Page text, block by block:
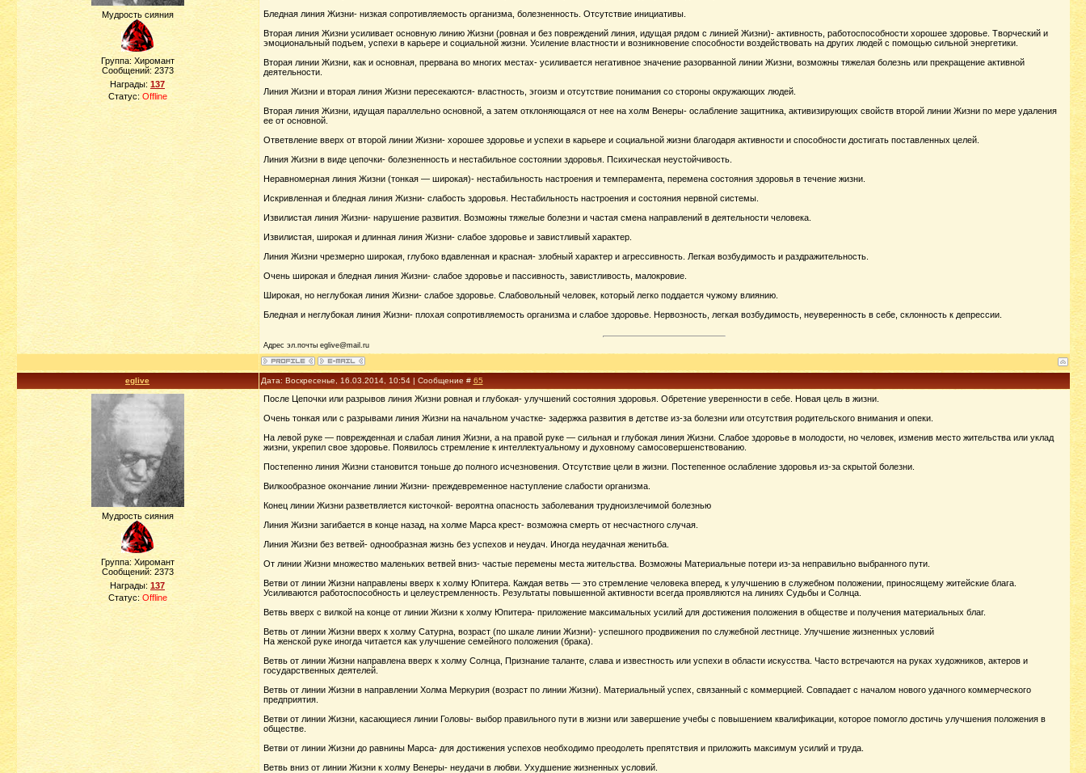
Мудрость сияния
Группа: Хиромант
Сообщений: 2373
Награды: 137
Статус: Offline
Бледная линия Жизни- низкая сопротивляемость организма, болезненность. Отсутствие инициативы.
Вторая линия Жизни усиливает основную линию Жизни (ровная и без повреждений линия, идущая рядом с линией Жизни)- активность, работоспособности хорошее здоровье. Творческий и
эмоциональный подъем, успехи в карьере и социальной жизни. Усиление властности и возникновение способности воздействовать на других людей с помощью сильной энергетики.
Вторая линии Жизни, как и основная, прервана во многих местах- усиливается негативное значение разорванной линии Жизни, возможны тяжелая болезнь или прекращение активной
деятельности.
Линия Жизни и вторая линия Жизни пересекаются- властность, эгоизм и отсутствие понимания со стороны окружающих людей.
Вторая линия Жизни, идущая параллельно основной, а затем отклоняющаяся от нее на холм Венеры- ослабление защитника, активизирующих свойств второй линии Жизни по мере удаления
ее от основной.
Ответвление вверх от второй линии Жизни- хорошее здоровье и успехи в карьере и социальной жизни благодаря активности и способности достигать поставленных целей.
Линия Жизни в виде цепочки- болезненность и нестабильное состоянии здоровья. Психическая неустойчивость.
Неравномерная линия Жизни (тонкая — широкая)- нестабильность настроения и темперамента, перемена состояния здоровья в течение жизни.
Искривленная и бледная линия Жизни- слабость здоровья. Нестабильность настроения и состояния нервной системы.
Извилистая линия Жизни- нарушение развития. Возможны тяжелые болезни и частая смена направлений в деятельности человека.
Извилистая, широкая и длинная линия Жизни- слабое здоровье и завистливый характер.
Линия Жизни чрезмерно широкая, глубоко вдавленная и красная- злобный характер и агрессивность. Легкая возбудимость и раздражительность.
Очень широкая и бледная линия Жизни- слабое здоровье и пассивность, завистливость, малокровие.
Широкая, но неглубокая линия Жизни- слабое здоровье. Слабовольный человек, который легко поддается чужому влиянию.
Бледная и неглубокая линия Жизни- плохая сопротивляемость организма и слабое здоровье. Нервозность, легкая возбудимость, неуверенность в себе, склонность к депрессии.
Адрес эл.почты eglive@mail.ru
eglive Дата: Воскресенье, 16.03.2014, 10:54 | Сообщение # 65
Мудрость сияния
Группа: Хиромант
Сообщений: 2373
Награды: 137
Статус: Offline
После Цепочки или разрывов линия Жизни ровная и глубокая- улучшений состояния здоровья. Обретение уверенности в себе. Новая цель в жизни.
Очень тонкая или с разрывами линия Жизни на начальном участке- задержка развития в детстве из-за болезни или отсутствия родительского внимания и опеки.
На левой руке — поврежденная и слабая линия Жизни, а на правой руке — сильная и глубокая линия Жизни. Слабое здоровье в молодости, но человек, изменив место жительства или уклад
жизни, укрепил свое здоровье. Появилось стремление к интеллектуальному и духовному самосовершенствованию.
Постепенно линия Жизни становится тоньше до полного исчезновения. Отсутствие цели в жизни. Постепенное ослабление здоровья из-за скрытой болезни.
Вилкообразное окончание линии Жизни- преждевременное наступление слабости организма.
Конец линии Жизни разветвляется кисточкой- вероятна опасность заболевания трудноизлечимой болезнью
Линия Жизни загибается в конце назад, на холме Марса крест- возможна смерть от несчастного случая.
Линия Жизни без ветвей- однообразная жизнь без успехов и неудач. Иногда неудачная женитьба.
От линии Жизни множество маленьких ветвей вниз- частые перемены места жительства. Возможны Материальные потери из-за неправильно выбранного пути.
Ветви от линии Жизни направлены вверх к холму Юпитера. Каждая ветвь — это стремление человека вперед, к улучшению в служебном положении, приносящему житейские блага.
Усиливаются работоспособность и целеустремленность. Результаты повышенной активности всегда проявляются на линиях Судьбы и Солнца.
Ветвь вверх с вилкой на конце от линии Жизни к холму Юпитера- приложение максимальных усилий для достижения положения в обществе и получения материальных благ.
Ветвь от линии Жизни вверх к холму Сатурна, возраст (по шкале линии Жизни)- успешного продвижения по служебной лестнице. Улучшение жизненных условий
На женской руке иногда читается как улучшение семейного положения (брака).
Ветвь от линии Жизни направлена вверх к холму Солнца, Признание таланте, слава и известность или успехи в области искусства. Часто встречаются на руках художников, актеров и
государственных деятелей.
Ветвь от линии Жизни в направлении Холма Меркурия (возраст по линии Жизни). Материальный успех, связанный с коммерцией. Совпадает с началом нового удачного коммерческого
предприятия.
Ветви от линии Жизни, касающиеся линии Головы- выбор правильного пути в жизни или завершение учебы с повышением квалификации, которое помогло достичь улучшения положения в
обществе.
Ветви от линии Жизни до равнины Марса- для достижения успехов необходимо преодолеть препятствия и приложить максимум усилий и труда.
Ветвь вниз от линии Жизни к холму Венеры- неудачи в любви. Ухудшение жизненных условий.